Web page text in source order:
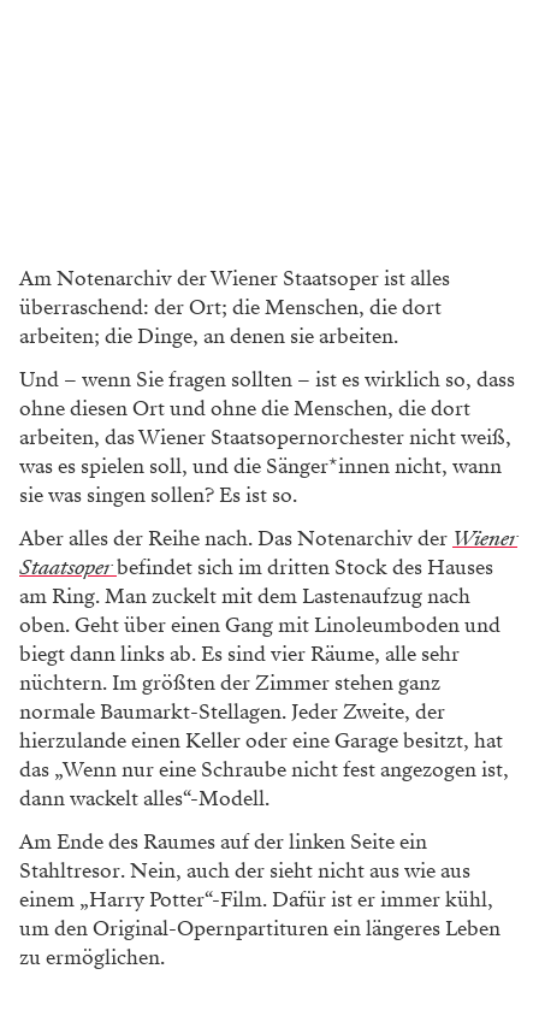
Am Notenarchiv der Wiener Staatsoper ist alles
überraschend: der Ort; die Menschen, die dort
arbeiten; die Dinge, an denen sie arbeiten.
Und – wenn Sie fragen sollten – ist es wirklich so, dass
ohne diesen Ort und ohne die Menschen, die dort
arbeiten, das Wiener Staatsopernorchester nicht weiß,
was es spielen soll, und die Sänger*innen nicht, wann
sie was singen sollen? Es ist so.
WERBUNG